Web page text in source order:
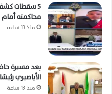
5 سقطات
محاكمته
منذ 13 ساعة
بعد مسيرة
الأباصيري
منذ 13 ساعة